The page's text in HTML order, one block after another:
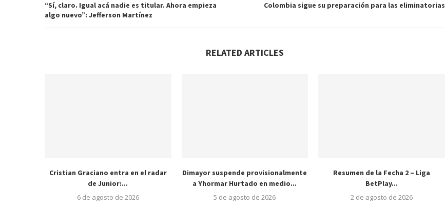
“Sí, claro. Igual acá nadie es titular. Ahora empieza
algo nuevo”: Jefferson Martínez
Colombia sigue su preparación para las eliminatorias
RELATED ARTICLES
Cristian Graciano entra en el radar
de Junior:...
6 de agosto de 2026
Dimayor suspende provisionalmente
a Yhormar Hurtado en medio...
5 de agosto de 2026
Resumen de la Fecha 2 – Liga
BetPlay...
2 de agosto de 2026